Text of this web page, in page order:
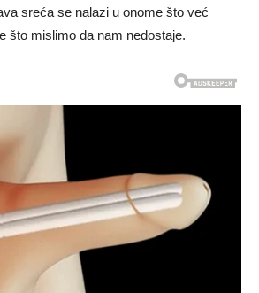
sreća se nalazi u onome što već
što mislimo da nam nedostaje.